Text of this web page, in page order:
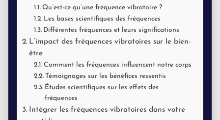
Qu’est-ce qu’une fréquence vibratoire ?
Les bases scientifiques des fréquences
Différentes fréquences et leurs significations
L’impact des fréquences vibratoires sur le bien-
être
Comment les fréquences influencent notre corps
Témoignages sur les bénéfices ressentis
Études scientifiques sur les effets des
fréquences
Intégrer les fréquences vibratoires dans votre